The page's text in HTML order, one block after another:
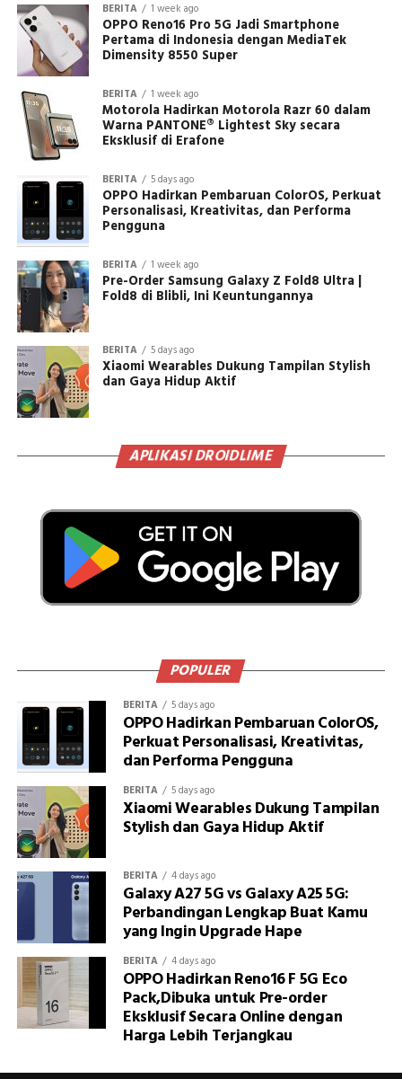
BERITA 1 week ago
OPPO Reno16 Pro 5G Jadi Smartphone
Pertama di Indonesia dengan MediaTek
Dimensity 8550 Super
BERITA 1 week ago
Motorola Hadirkan Motorola Razr 60 dalam
Warna PANTONE® Lightest Sky secara
Eksklusif di Erafone
BERITA 5 days ago
OPPO Hadirkan Pembaruan ColorOS, Perkuat
Personalisasi, Kreativitas, dan Performa
Pengguna
BERITA 1 week ago
Pre-Order Samsung Galaxy Z Fold8 Ultra |
Fold8 di Blibli, Ini Keuntungannya
BERITA 5 days ago
Xiaomi Wearables Dukung Tampilan Stylish
dan Gaya Hidup Aktif
APLIKASI DROIDLIME
POPULER
BERITA 5 days ago
OPPO Hadirkan Pembaruan ColorOS,
Perkuat Personalisasi, Kreativitas,
dan Performa Pengguna
BERITA 5 days ago
Xiaomi Wearables Dukung Tampilan
Stylish dan Gaya Hidup Aktif
BERITA 4 days ago
Galaxy A27 5G vs Galaxy A25 5G:
Perbandingan Lengkap Buat Kamu
yang Ingin Upgrade Hape
BERITA 4 days ago
OPPO Hadirkan Reno16 F 5G Eco
Pack,Dibuka untuk Pre-order
Eksklusif Secara Online dengan
Harga Lebih Terjangkau